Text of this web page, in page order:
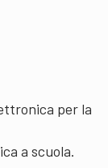
per la
a scuola.